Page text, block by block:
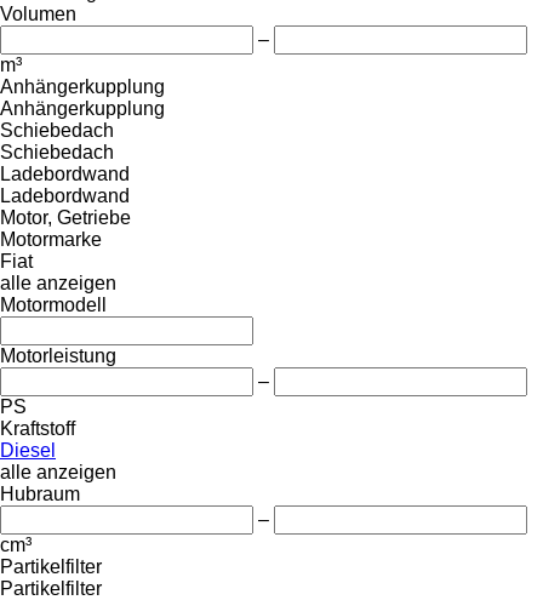
Volumen
–
m³
Anhängerkupplung
Anhängerkupplung
Schiebedach
Schiebedach
Ladebordwand
Ladebordwand
Motor, Getriebe
Motormarke
Fiat
alle anzeigen
Motormodell
Motorleistung
–
PS
Kraftstoff
Diesel
alle anzeigen
Hubraum
–
cm³
Partikelfilter
Partikelfilter